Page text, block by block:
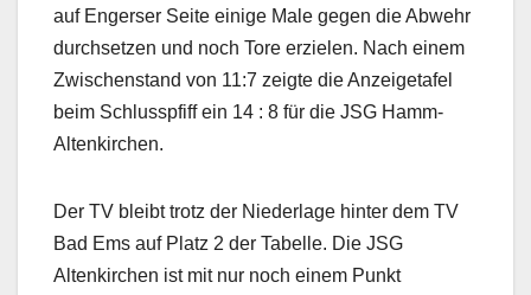
auf Engerser Seite einige Male gegen die Abwehr
durchsetzen und noch Tore erzielen. Nach einem
Zwischenstand von 11:7 zeigte die Anzeigetafel
beim Schlusspfiff ein 14 : 8 für die JSG Hamm-
Altenkirchen.
Der TV bleibt trotz der Niederlage hinter dem TV
Bad Ems auf Platz 2 der Tabelle. Die JSG
Altenkirchen ist mit nur noch einem Punkt